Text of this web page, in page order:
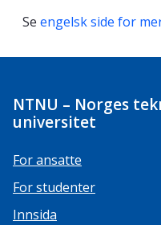
Se engelsk side for
NTNU – Norges
universitet
For ansatte
For studenter
Innsida